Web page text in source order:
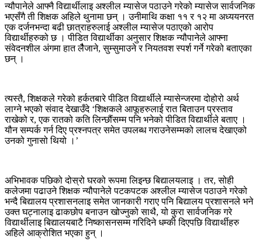
न्यौपानेले आफ्नै विद्यार्थीलाइ अश्लील म्यासेज पठाउने गरेको म्यासेज सार्वजनिक
भएसँगै ती शिक्षक अहिले थुनामा छन् । उनीमाथि कक्षा ११ र १२ मा अध्ययनरत
एक दर्जनभन्दा बढी छात्राहरुलाई अश्लील म्यासेज पठाएको आरोप
विद्यार्थीहरुको छ । पीडित विद्यार्थीका अनुसार शिक्षक न्यौपानेले आफ्ना
संवेदनशील अंगमा हात लैैैजाने, सुम्सुमाउने र नियतवश स्पर्श गर्ने गरेको बताएका
छन् ।
त्यस्तै, शिक्षकले गरेको हर्कतबारे पीडित विद्यार्थीले म्यासेन्जरमा दोहोरो अर्थ
लाग्ने भएको संवाद देखाउँदे ‘शिक्षकले आफूहरुलाई रात बिताउन प्रस्ताव
राखेको र, एक रातको कति लिन्छौंंसम्म पनि भनेको पीडित विद्यार्थीले बताए ।
यौन सम्पर्क गर्न दिए प्रश्नपत्र समेत उपलब्ध गराउनेसम्मको लालच देखाएको
उनको गुनासो थियो ।’
अभिभावक पछिको दोस्रो घरको रूपमा लिइन्छ बिद्यालयलाइ । तर, सोही
कलेजमा पढाउने शिक्षक न्यौपानेले पटकपटक अश्लील म्यासेज पठाउने गरेको
भन्दै बिद्यालय प्रशासनलाइ समेत जानकारी गराए पनि बिद्यालय प्रशासनले भने
उक्त घट्नालाइ ढाकछोप बनाउन खोज्नुको साथै, यो कुरा सार्वजनिक गरे
विद्यार्थीलाइ बिद्यालयबाटै निष्कासनसम्म गरिदिने धम्की दिएपछि विद्यार्थीहरु
अहिले आक्रोशित भएका हुन् ।